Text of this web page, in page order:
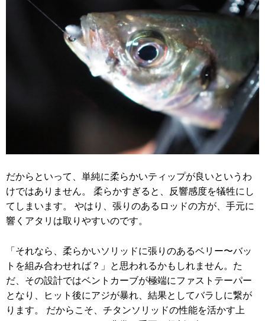
だからといって、単純に柔らかいティップが良いというわ
けではありません。 柔らかすぎると、反響感度を犠牲にし
てしまいます。 やはり、張りのあるロッドの方が、手元に
響くアタリは取りやすいのです。
「それなら、柔らかいソリッドに張りのあるベリー〜バッ
トを組み合わせれば？」と思われるかもしれません。た
だ、その設計ではベントカーブが極端にファストテーパー
となり、ヒット後にアジが暴れ、結果としてバラしに繋が
ります。 だからこそ、チタンソリッドの性能を活かす上